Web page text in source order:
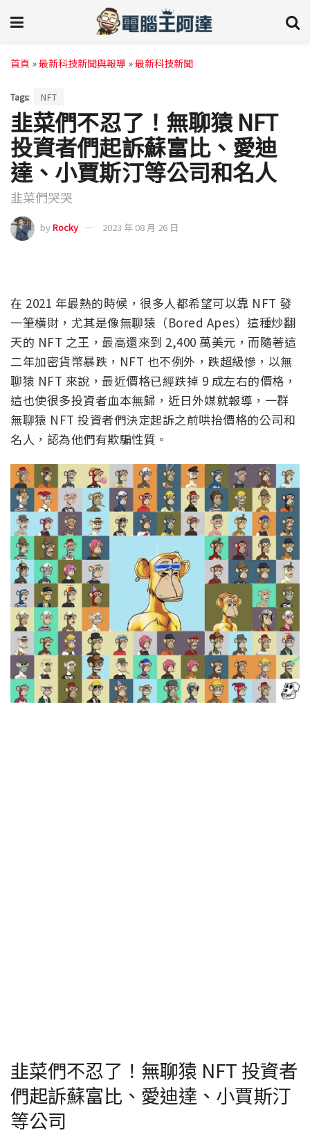
首頁 »最新科技新聞與報導 »最新科技新聞
Tags: NFT
韭菜們不忍了！無聊猿 NFT
投資者們起訴蘇富比、愛迪
達、小賈斯汀等公司和名人
韭菜們哭哭
byRocky 2023 年 08 月 26 日
在 2021 年最熱的時候，很多人都希望可以靠 NFT 發
一筆橫財，尤其是像無聊猿（Bored Apes）這種炒翻
天的 NFT 之王，最高還來到 2,400 萬美元，而隨著這
二年加密貨幣暴跌，NFT 也不例外，跌超級慘，以無
聊猿 NFT 來說，最近價格已經跌掉 9 成左右的價格，
這也使很多投資者血本無歸，近日外媒就報導，一群
無聊猿 NFT 投資者們決定起訴之前哄抬價格的公司和
名人，認為他們有欺騙性質。
韭菜們不忍了！無聊猿 NFT 投資者
們起訴蘇富比、愛迪達、小賈斯汀
等公司